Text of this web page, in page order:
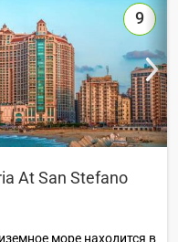
9
At San Stefano
море находится в